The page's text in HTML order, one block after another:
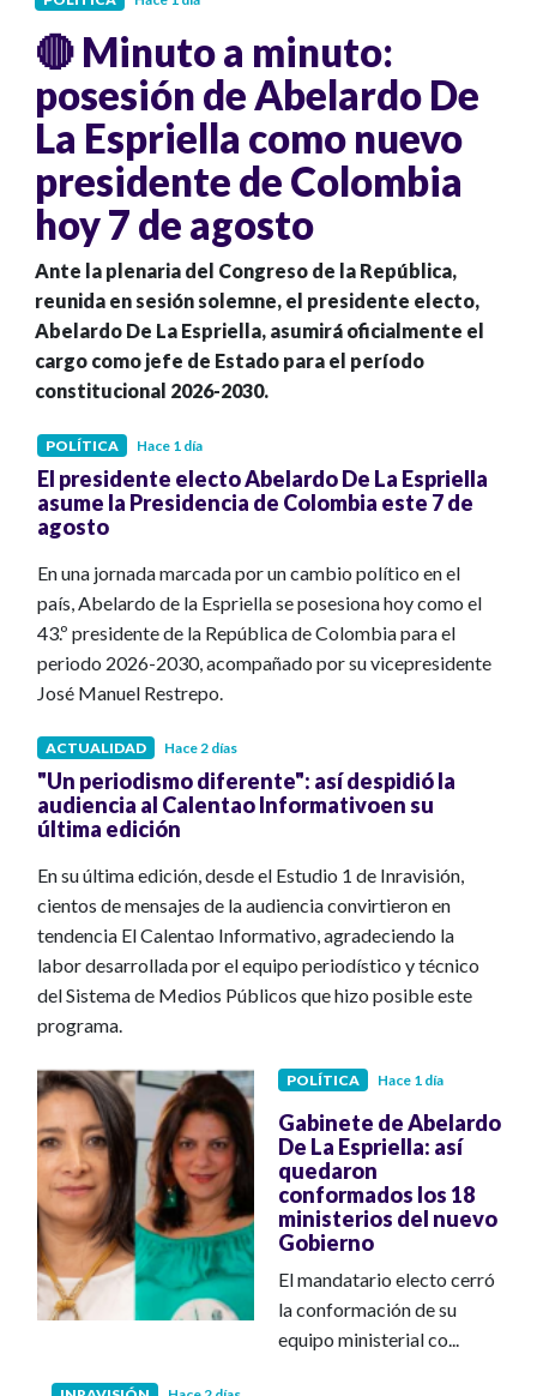
🔴 Minuto a minuto:
posesión de Abelardo De
La Espriella como nuevo
presidente de Colombia
hoy 7 de agosto
Ante la plenaria del Congreso de la República,
reunida en sesión solemne, el presidente electo,
Abelardo De La Espriella, asumirá oficialmente el
cargo como jefe de Estado para el período
constitucional 2026-2030.
POLÍTICA Hace 1 día
El presidente electo Abelardo De La Espriella
asume la Presidencia de Colombia este 7 de
agosto
En una jornada marcada por un cambio político en el
país, Abelardo de la Espriella se posesiona hoy como el
43.º presidente de la República de Colombia para el
periodo 2026-2030, acompañado por su vicepresidente
José Manuel Restrepo.
ACTUALIDAD Hace 2 días
"Un periodismo diferente": así despidió la
audiencia al Calentao Informativoen su
última edición
En su última edición, desde el Estudio 1 de Inravisión,
cientos de mensajes de la audiencia convirtieron en
tendencia El Calentao Informativo, agradeciendo la
labor desarrollada por el equipo periodístico y técnico
del Sistema de Medios Públicos que hizo posible este
programa.
POLÍTICA Hace 1 día
Gabinete de Abelardo
De La Espriella: así
quedaron
conformados los 18
ministerios del nuevo
Gobierno
El mandatario electo cerró
la conformación de su
equipo ministerial co...